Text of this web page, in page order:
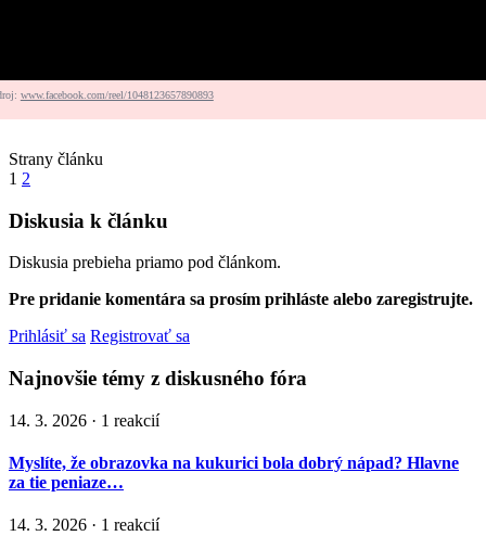
www.facebook.com/reel/1048123657890893
Strany článku
1 2
Diskusia k článku
Diskusia prebieha priamo pod článkom.
Pre pridanie komentára sa prosím prihláste alebo zaregistrujte.
Prihlásiť sa Registrovať sa
Najnovšie témy z diskusného fóra
14. 3. 2026 · 1 reakcií
Myslíte, že obrazovka na kukurici bola dobrý nápad? Hlavne
za tie peniaze…
14. 3. 2026 · 1 reakcií